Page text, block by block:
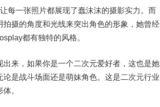
每一张照片都展现了蠢沫沫的摄影实力。而
摄的角度和光线来突出角色的形象，她曾经
都有独特的风格。
来，如果你是一个二次元爱好者，这也是她
是战斗场面还是萌妹角色。这是二次元行业
。